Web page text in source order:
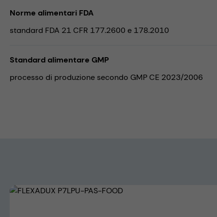
Norme alimentari FDA
standard FDA 21 CFR 177.2600 e 178.2010
Standard alimentare GMP
processo di produzione secondo GMP CE 2023/2006
Skip image gallery